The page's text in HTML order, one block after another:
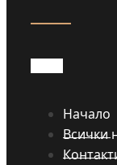
Начало
Всички